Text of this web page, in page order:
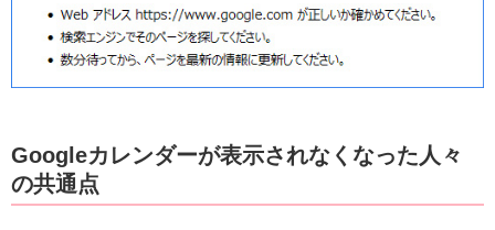
Googleカレンダーが表示されなくなった人々
の共通点